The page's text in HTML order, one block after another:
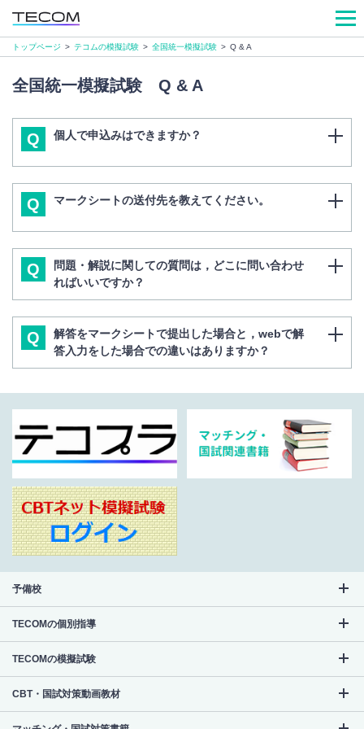
トップページ > テコムの模擬試験 > 全国統一模擬試験 > Q & A
全国統一模擬試験 Q & A
Q 個人で申込みはできますか？
Q マークシートの送付先を教えてください。
Q
問題・解説に関しての質問は，どこに問い合わせ
ればいいですか？
Q
解答をマークシートで提出した場合と，webで解
答入力をした場合での違いはありますか？
予備校
TECOMの個別指導
TECOMの模擬試験
CBT・国試対策動画教材